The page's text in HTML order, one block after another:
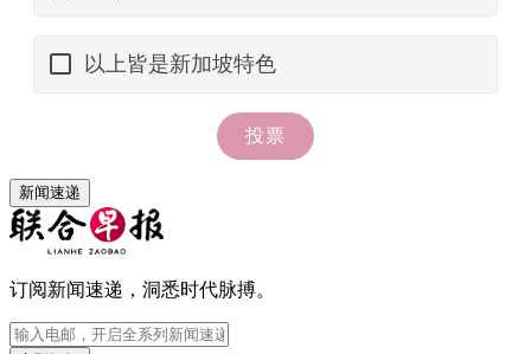
新闻速递
订阅新闻速递，洞悉时代脉搏。